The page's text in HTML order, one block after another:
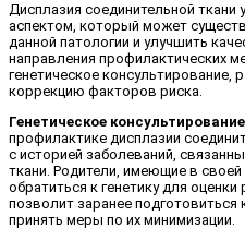
Дисплазия соединительной ткани
аспектом, который может
данной патологии и улучшить
направления профилактических
генетическое консультирование,
коррекцию факторов риска.
Генетическое консультирование
профилактике дисплазии
с историей заболеваний,
ткани. Родители, имеющие в
обратиться к генетику для
позволит заранее
принять меры по их минимизации.